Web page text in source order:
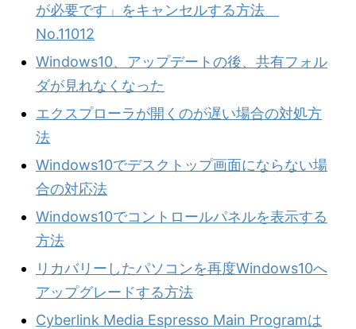
が必要です」をキャンセルする方法
No.11012
Windows10、アップデートの後、共有フォル
ダが見れなくなった
エクスプローラが開くのが遅い場合の対処方
法
Windows10でデスクトップ画面にならない場
合の対応法
Windows10でコントロールパネルを表示する
方法
リカバリーしたパソコンを再度Windows10へ
アップグレードする方法
Cyberlink Media Espresso Main Programは